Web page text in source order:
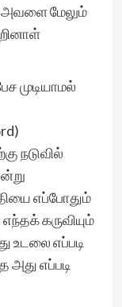
அவளை மேலும்
முடியாமல்
நடுவில்
எப்போதும்
கருவியும்
உடலை எப்படி
எப்படி